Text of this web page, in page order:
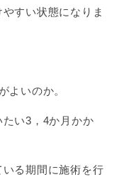
すい状態になりま
よいのか。
い3，4か月かか
る期間に施術を行